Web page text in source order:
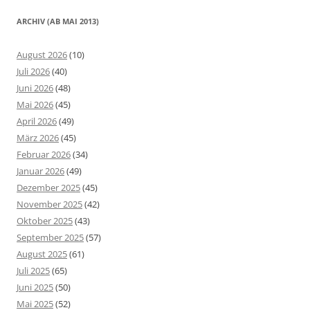
ARCHIV (AB MAI 2013)
August 2026(10)
Juli 2026(40)
Juni 2026(48)
Mai 2026(45)
April 2026(49)
März 2026(45)
Februar 2026(34)
Januar 2026(49)
Dezember 2025(45)
November 2025(42)
Oktober 2025(43)
September 2025(57)
August 2025(61)
Juli 2025(65)
Juni 2025(50)
Mai 2025(52)